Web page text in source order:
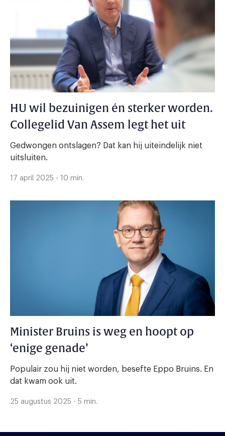
HU wil bezuinigen én sterker worden.
Collegelid Van Assem legt het uit
Gedwongen ontslagen? Dat kan hij uiteindelijk niet
uitsluiten.
17 april 2025 - 10 min.
Minister Bruins is weg en hoopt op
‘enige genade’
Populair zou hij niet worden, besefte Eppo Bruins. En
dat kwam ook uit.
25 augustus 2025 - 5 min.